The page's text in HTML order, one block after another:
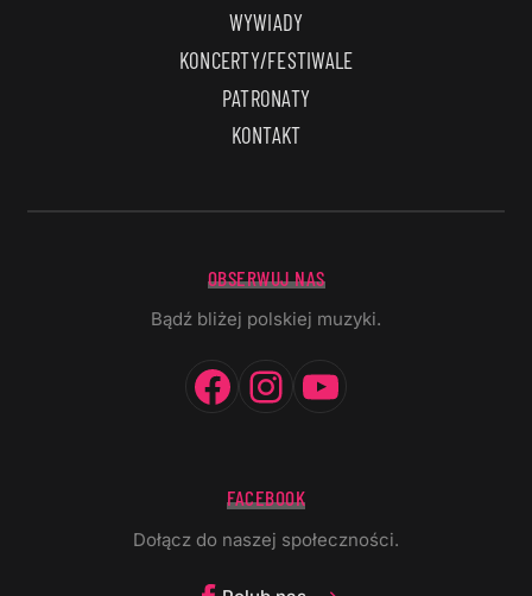
WYWIADY
KONCERTY/FESTIWALE
PATRONATY
KONTAKT
OBSERWUJ NAS
Bądź bliżej polskiej muzyki.
Facebook
Instagram
FACEBOOK
Dołącz do naszej społeczności.